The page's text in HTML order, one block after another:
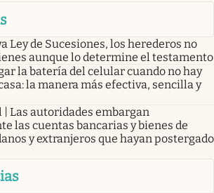
Ley de Sucesiones, los herederos no
aunque lo determine el testamento
la batería del celular cuando no hay
la manera más efectiva, sencilla y
| Las autoridades embargan
las cuentas bancarias y bienes de
y extranjeros que hayan postergado